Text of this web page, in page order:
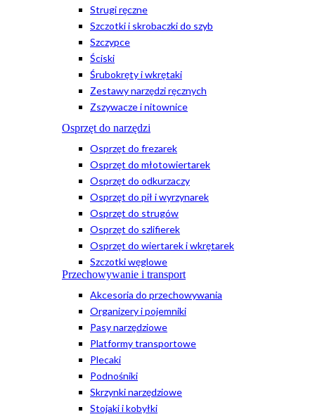
Strugi ręczne
Szczotki i skrobaczki do szyb
Szczypce
Ściski
Śrubokręty i wkrętaki
Zestawy narzędzi ręcznych
Zszywacze i nitownice
Osprzęt do narzędzi
Osprzęt do frezarek
Osprzęt do młotowiertarek
Osprzęt do odkurzaczy
Osprzęt do pił i wyrzynarek
Osprzęt do strugów
Osprzęt do szlifierek
Osprzęt do wiertarek i wkrętarek
Szczotki węglowe
Przechowywanie i transport
Akcesoria do przechowywania
Organizery i pojemniki
Pasy narzędziowe
Platformy transportowe
Plecaki
Podnośniki
Skrzynki narzędziowe
Stojaki i kobyłki